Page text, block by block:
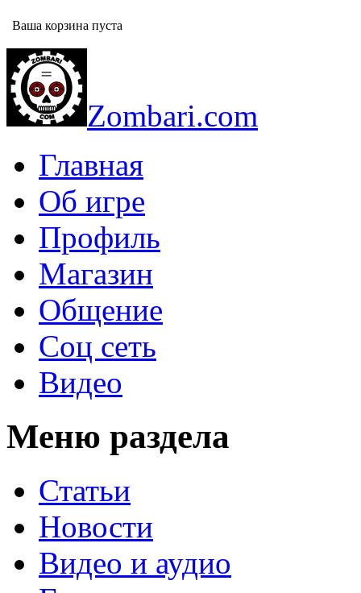
Ваша корзина пуста
Zombari.com
Главная
Об игре
Профиль
Магазин
Общение
Соц сеть
Видео
Меню раздела
Статьи
Новости
Видео и аудио